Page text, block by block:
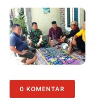
0 KOMENTAR